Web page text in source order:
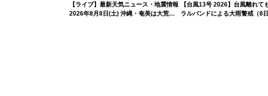
【ライブ】最新天気ニュース・地震情報
2026年8月8日(土) 沖縄・奄美は大荒れ
【台風13号 2026】台風離れて
ラルバンドによる大雨警戒（8